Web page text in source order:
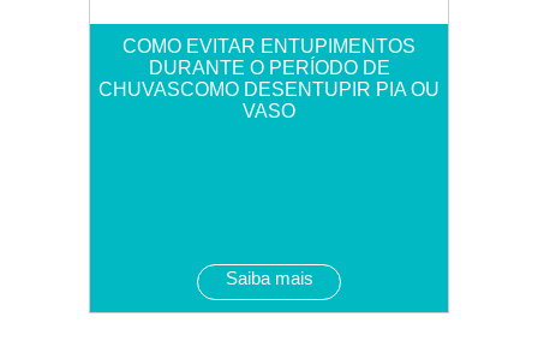
COMO EVITAR ENTUPIMENTOS
DURANTE O PERÍODO DE
CHUVASCOMO DESENTUPIR PIA OU
VASO
Saiba mais